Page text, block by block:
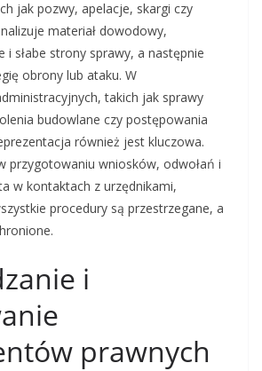
jak pozwy, apelacje, skargi czy
materiał dowodowy,
i słabe strony sprawy, a następnie
obrony lub ataku. W
takich jak sprawy
budowlane czy postępowania
również jest kluczowa.
przygotowaniu wniosków, odwołań i
w kontaktach z urzędnikami,
procedury są przestrzegane, a
i
prawnych